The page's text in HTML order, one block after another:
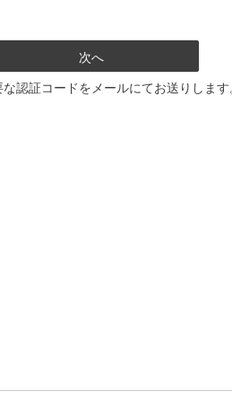
次へ
認証コードをメールにてお送りします